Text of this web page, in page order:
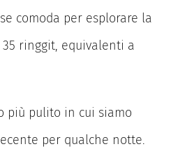
comoda per esplorare la
ringgit, equivalenti a
più pulito in cui siamo
per qualche notte.